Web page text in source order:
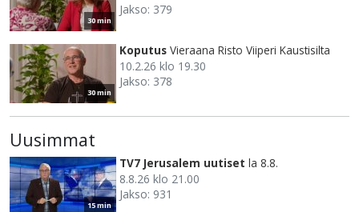
30 min
Jakso: 379
30 min
Koputus Vieraana Risto Viiperi Kaustisilta
10.2.26 klo 19.30
Jakso: 378
Uusimmat
15 min
TV7 Jerusalem uutiset la 8.8.
8.8.26 klo 21.00
Jakso: 931